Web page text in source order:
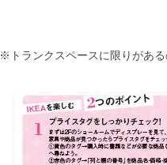
※トランクスペースに限りがある